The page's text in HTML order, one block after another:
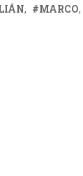
MARCO